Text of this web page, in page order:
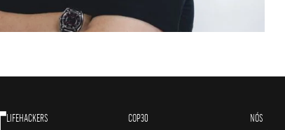
LIFEHACKERS
COP30
NÓS